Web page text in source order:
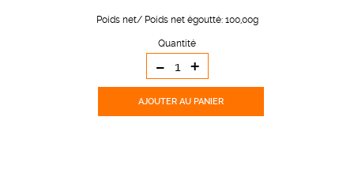
Poids net/ Poids net égoutté: 100,00g
Quantité
- +
AJOUTER AU PANIER